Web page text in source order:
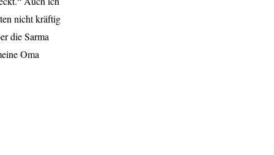
nicht kräftig
die Sarma
Oma